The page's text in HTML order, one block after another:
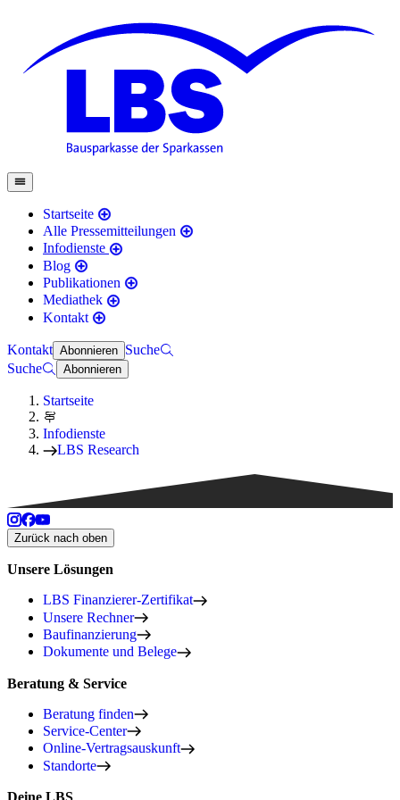
Startseite
Alle Pressemitteilungen
Infodienste
Blog
Publikationen
Mediathek
Kontakt
Kontakt Abonnieren Suche
Suche
Abonnieren
Startseite
Infodienste
LBS Research
Zurück nach oben
Unsere Lösungen
LBS Finanzierer-Zertifikat
Unsere Rechner
Baufinanzierung
Dokumente und Belege
Beratung & Service
Beratung finden
Service-Center
Online-Vertragsauskunft
Standorte
Deine LBS